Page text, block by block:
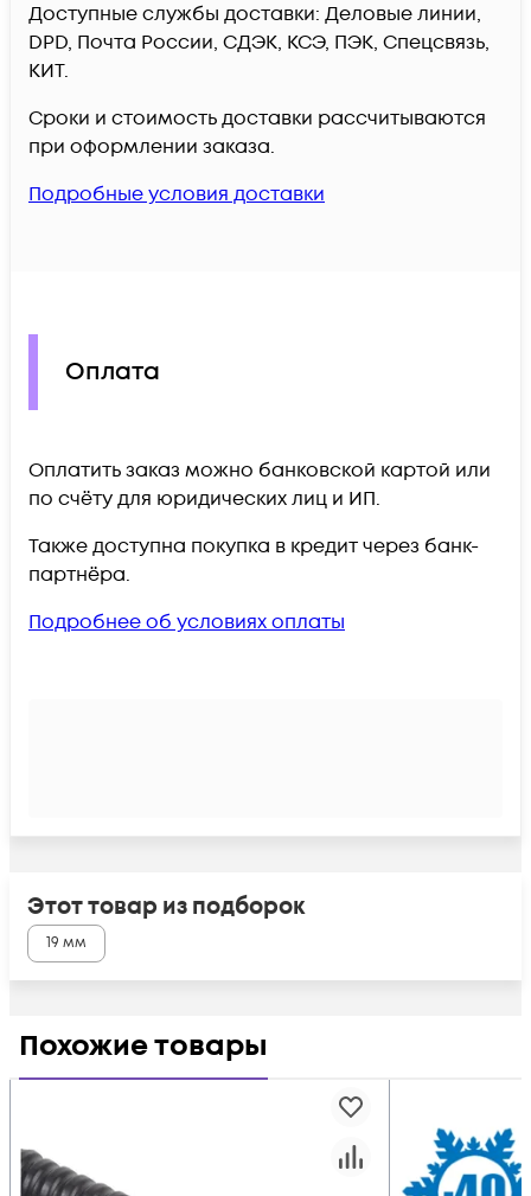
Доступные службы доставки: Деловые линии,
DPD, Почта России, СДЭК, КСЭ, ПЭК, Спецсвязь,
КИТ.
Сроки и стоимость доставки рассчитываются
при оформлении заказа.
Подробные условия доставки
Оплата
Оплатить заказ можно банковской картой или
по счёту для юридических лиц и ИП.
Также доступна покупка в кредит через банк-
партнёра.
Подробнее об условиях оплаты
Этот товар из подборок
19 мм
Похожие товары